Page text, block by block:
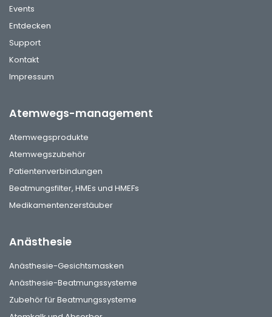
Events
Entdecken
Support
Kontakt
Impressum
Atemwegs-management
Atemwegsprodukte
Atemwegszubehör
Patientenverbindungen
Beatmungsfilter, HMEs und HMEFs
Medikamentenzerstäuber
Anästhesie
Anästhesie-Gesichtsmasken
Anästhesie-Beatmungssysteme
Zubehör für Beatmungssysteme